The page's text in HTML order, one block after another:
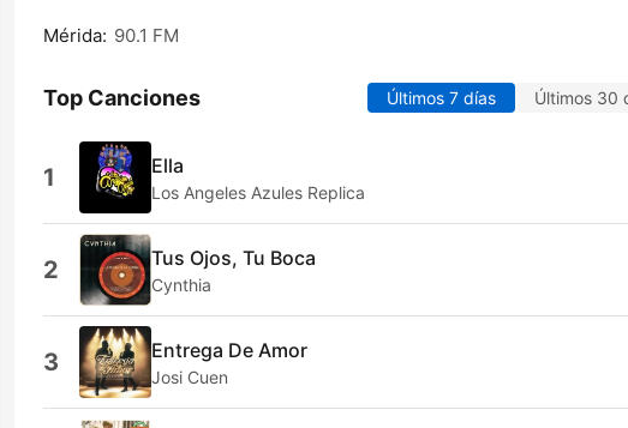
Mérida: 90.1 FM
Top Canciones Últimos 7 días Últimos 30
1 Ella
Los Angeles Azules Replica
2 Tus Ojos, Tu Boca
Cynthia
3 Entrega De Amor
Josi Cuen